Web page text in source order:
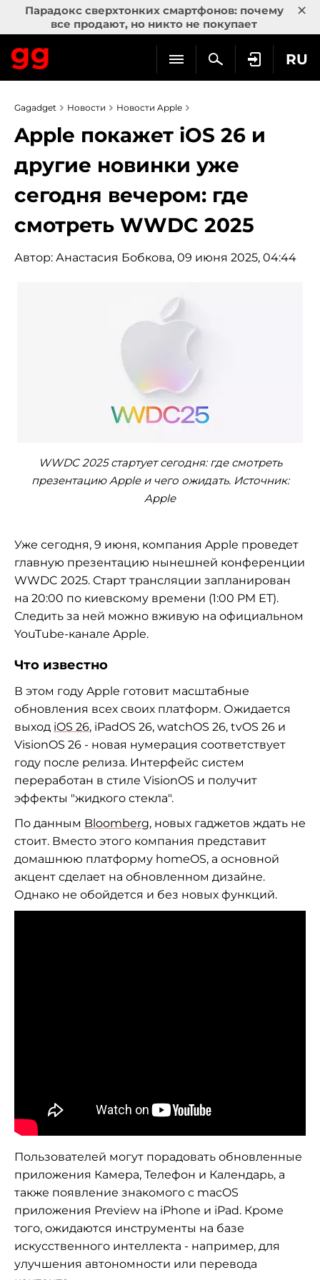
Парадокс сверхтонких смартфонов: почему
все продают, но никто не покупает
×
RU
Gagadget Новости Новости Apple
Apple покажет iOS 26 и
другие новинки уже
сегодня вечером: где
смотреть WWDC 2025
Автор: Анастасия Бобкова, 09 июня 2025, 04:44
WWDC 2025 стартует сегодня: где смотреть
презентацию Apple и чего ожидать. Источник:
Apple
Уже сегодня, 9 июня, компания Apple проведет
главную презентацию нынешней конференции
WWDC 2025. Старт трансляции запланирован
на 20:00 по киевскому времени (1:00 PM ET).
Следить за ней можно вживую на официальном
YouTube-канале Apple.
Что известно
В этом году Apple готовит масштабные
обновления всех своих платформ. Ожидается
выход iOS 26, iPadOS 26, watchOS 26, tvOS 26 и
VisionOS 26 - новая нумерация соответствует
году после релиза. Интерфейс систем
переработан в стиле VisionOS и получит
эффекты "жидкого стекла".
По данным Bloomberg, новых гаджетов ждать не
стоит. Вместо этого компания представит
домашнюю платформу homeOS, а основной
акцент сделает на обновленном дизайне.
Однако не обойдется и без новых функций.
Пользователей могут порадовать обновленные
приложения Камера, Телефон и Календарь, а
также появление знакомого с macOS
приложения Preview на iPhone и iPad. Кроме
того, ожидаются инструменты на базе
искусственного интеллекта - например, для
улучшения автономности или перевода